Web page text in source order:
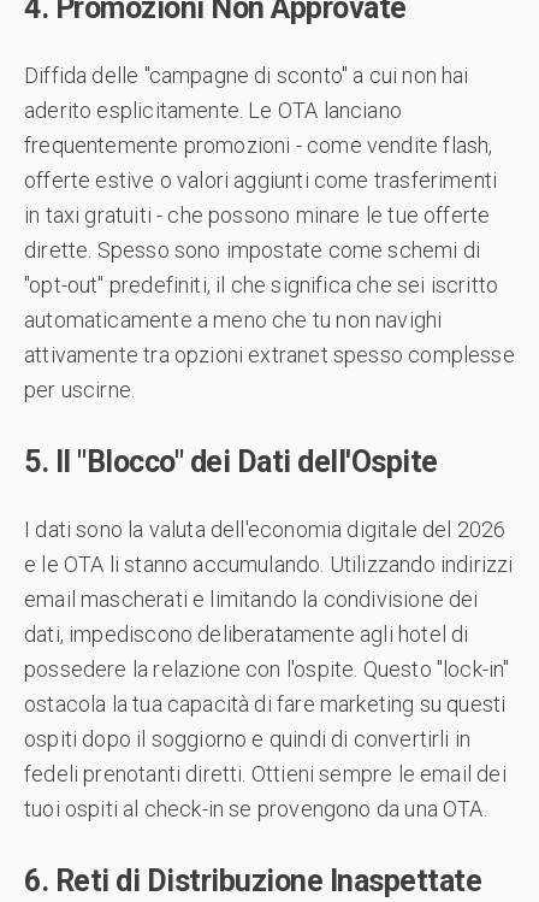
4. Promozioni Non Approvate
Diffida delle "campagne di sconto" a cui non hai
aderito esplicitamente. Le OTA lanciano
frequentemente promozioni - come vendite flash,
offerte estive o valori aggiunti come trasferimenti
in taxi gratuiti - che possono minare le tue offerte
dirette. Spesso sono impostate come schemi di
"opt-out" predefiniti, il che significa che sei iscritto
automaticamente a meno che tu non navighi
attivamente tra opzioni extranet spesso complesse
per uscirne.
5. Il "Blocco" dei Dati dell'Ospite
I dati sono la valuta dell'economia digitale del 2026
e le OTA li stanno accumulando. Utilizzando indirizzi
email mascherati e limitando la condivisione dei
dati, impediscono deliberatamente agli hotel di
possedere la relazione con l'ospite. Questo "lock-in"
ostacola la tua capacità di fare marketing su questi
ospiti dopo il soggiorno e quindi di convertirli in
fedeli prenotanti diretti. Ottieni sempre le email dei
tuoi ospiti al check-in se provengono da una OTA.
6. Reti di Distribuzione Inaspettate